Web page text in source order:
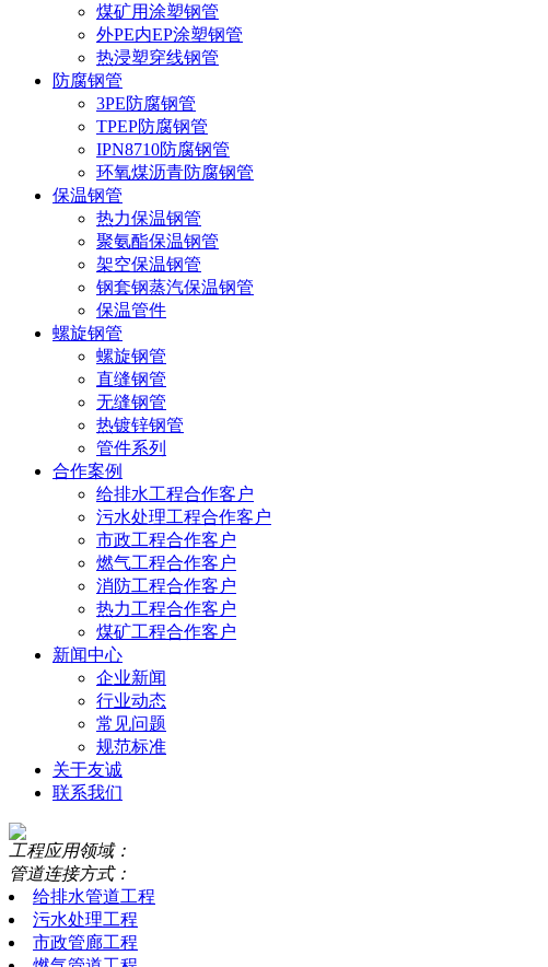
煤矿用涂塑钢管
外PE内EP涂塑钢管
热浸塑穿线钢管
防腐钢管
3PE防腐钢管
TPEP防腐钢管
IPN8710防腐钢管
环氧煤沥青防腐钢管
保温钢管
热力保温钢管
聚氨酯保温钢管
架空保温钢管
钢套钢蒸汽保温钢管
保温管件
螺旋钢管
螺旋钢管
直缝钢管
无缝钢管
热镀锌钢管
管件系列
合作案例
给排水工程合作客户
污水处理工程合作客户
市政工程合作客户
燃气工程合作客户
消防工程合作客户
热力工程合作客户
煤矿工程合作客户
新闻中心
企业新闻
行业动态
常见问题
规范标准
关于友诚
联系我们
工程应用领域：
管道连接方式：
给排水管道工程
污水处理工程
市政管廊工程